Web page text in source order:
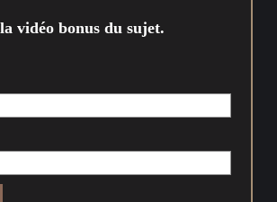
vidéo bonus du sujet.